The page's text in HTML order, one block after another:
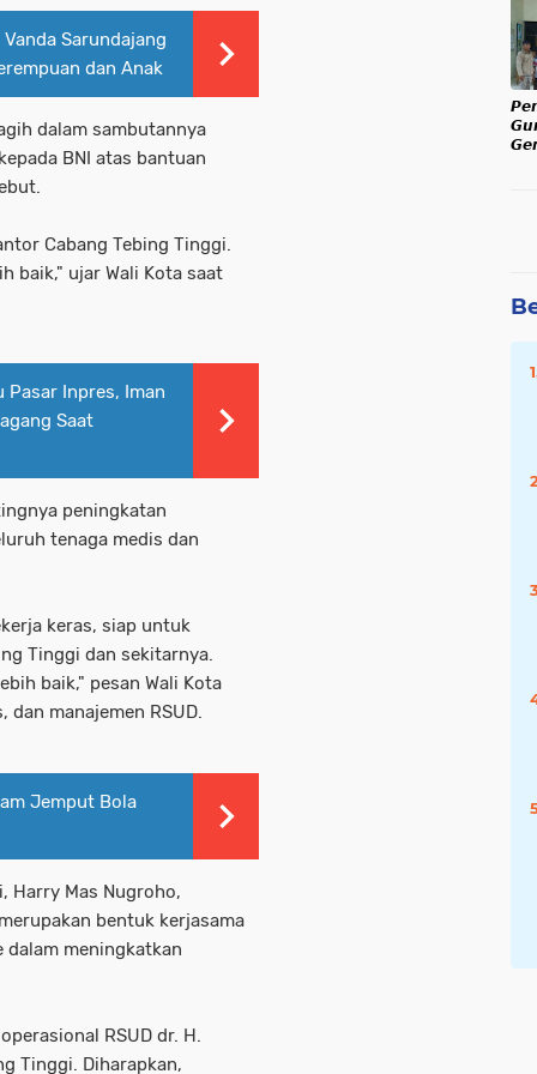
Sarundajang
dan Anak
dalam sambutannya
BNI atas bantuan
Cabang Tebing Tinggi.
baik," ujar Wali Kota saat
Inpres, Iman
Saat
peningkatan
tenaga medis dan
keras, siap untuk
Tinggi dan sekitarnya.
baik," pesan Wali Kota
manajemen RSUD.
Jemput Bola
Harry Mas Nugroho,
bentuk kerjasama
dalam meningkatkan
RSUD dr. H.
Tinggi. Diharapkan,